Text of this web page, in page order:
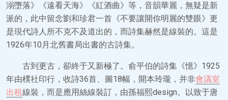
溺墮落》《遠看天海》《紅酒曲》等，音韻華麗，無疑是新
派的，此中留念劉和珍君一首《不要讓開你明麗的雙眼》更
是現代詩人所不克不及道出的，而詩集赫然是線裝的。這是
1926年10月北舊書局出書的古詩集。
古到更古，卻終于又新極了。俞平伯的詩集《憶》1925
年由樸社印行，收詩36首、圖18幅，開本玲瓏，并非會議室
出租線裝，而是應用絲線裝訂，由孫福熙design。以致于唐